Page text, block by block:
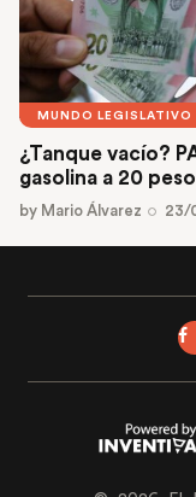
MUNDO LEGISLATIVO
¿Tanque vacío?
gasolina a 20
by Mario Álvarez 23/